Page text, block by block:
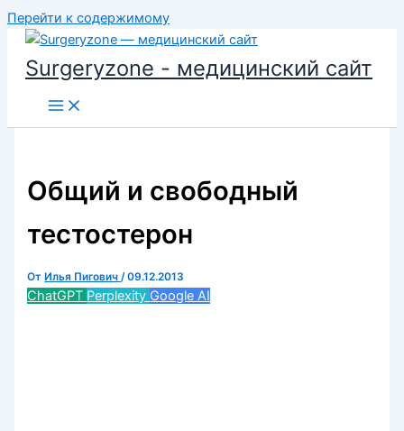
Перейти к содержимому
Surgeryzone - медицинский сайт
Общий и свободный
тестостерон
От Илья Пигович/09.12.2013
ChatGPT Perplexity Google AI